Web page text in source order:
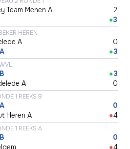
Team Menen A
●
2
3
HEREN
A
●
0
3
A
●3
0
1 REEKS B
Heren A
●
0
4
1 REEKS A
●
0
4